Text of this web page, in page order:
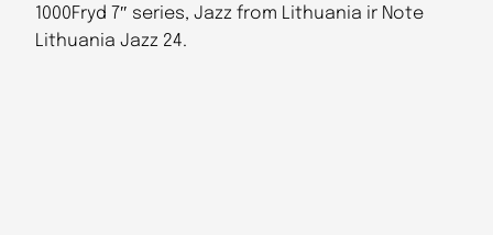
1000Fryd 7″ series, Jazz from Lithuania ir Note
Lithuania Jazz 24.